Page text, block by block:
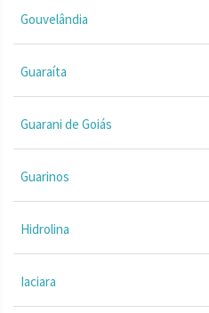
Gouvelândia
Guaraíta
Guarani de Goiás
Guarinos
Hidrolina
Iaciara